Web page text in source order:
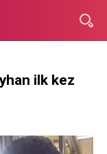
ilk kez